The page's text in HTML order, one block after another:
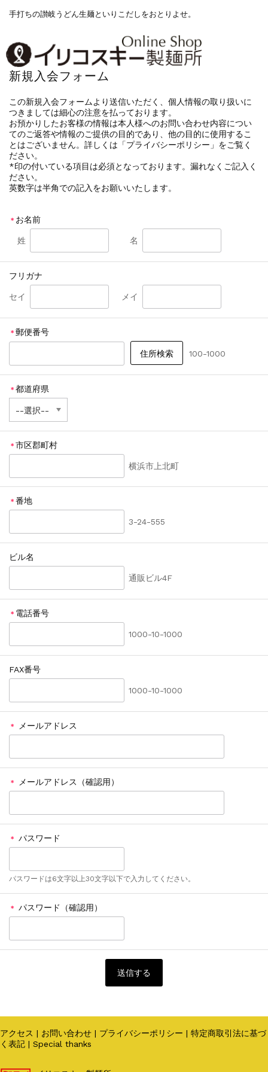
手打ちの讃岐うどん生麺といりこだしをおとりよせ。
新規入会フォーム
この新規入会フォームより送信いただく、個人情報の取り扱いに
つきましては細心の注意を払っております。
お預かりしたお客様の情報は本人様へのお問い合わせ内容につい
てのご返答や情報のご提供の目的であり、他の目的に使用するこ
とはございません。詳しくは「プライバシーポリシー」をご覧く
ださい。
*印の付いている項目は必須となっております。漏れなくご記入く
ださい。
英数字は半角での記入をお願いいたします。
＊ お名前
姓 名
フリガナ
セイ メイ
＊ 郵便番号
100-1000
＊ 都道府県
＊ 市区郡町村
横浜市上北町
＊ 番地
3-24-555
ビル名
通販ビル4F
＊ 電話番号
1000-10-1000
FAX番号
1000-10-1000
＊ メールアドレス
＊ メールアドレス（確認用）
＊ パスワード
パスワードは6文字以上30文字以下で入力してください。
＊ パスワード（確認用）
アクセス | お問い合わせ | プライバシーポリシー | 特定商取引法に基づ
く表記 | Special thanks